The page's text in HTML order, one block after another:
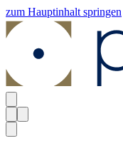
zum Hauptinhalt springen